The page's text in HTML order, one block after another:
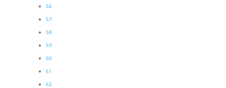
56
57
58
59
60
61
62